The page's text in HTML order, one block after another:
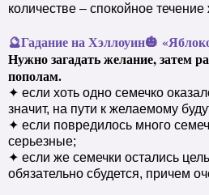
количестве – спокойное течение
🔮Гадание на Хэллоуин🎃
Нужно загадать желание, затем
пополам.
✦ если хоть одно семечко
значит, на пути к желаемому
✦ если повредилось много
серьезные;
✦ если же семечки остались
обязательно сбудется, причем